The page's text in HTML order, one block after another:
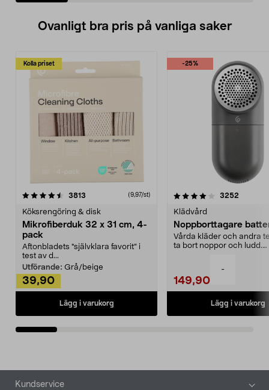
-
Ovanligt bra pris på vanliga saker
Kolla priset
3813 (9,97/st)
Köksrengöring & disk
Mikrofiberduk 32 x 31 cm, 4-
pack
Aftonbladets "självklara favorit” i
test av d...
Utförande: Grå/beige
39,90
Lägg i varukorg
-25%
4.0av 5 stjärnor 3252
Klädvård
Noppborttagare
Vårda kläder och andra
ta bort noppor och ludd.
149,90
Lägg i varukorg
4.5av 5 stjärnor
Sidfot
Kundservice